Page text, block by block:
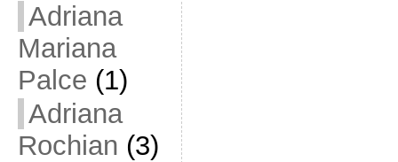
Adriana
Mariana
Palce (1)
Adriana
Rochian (3)